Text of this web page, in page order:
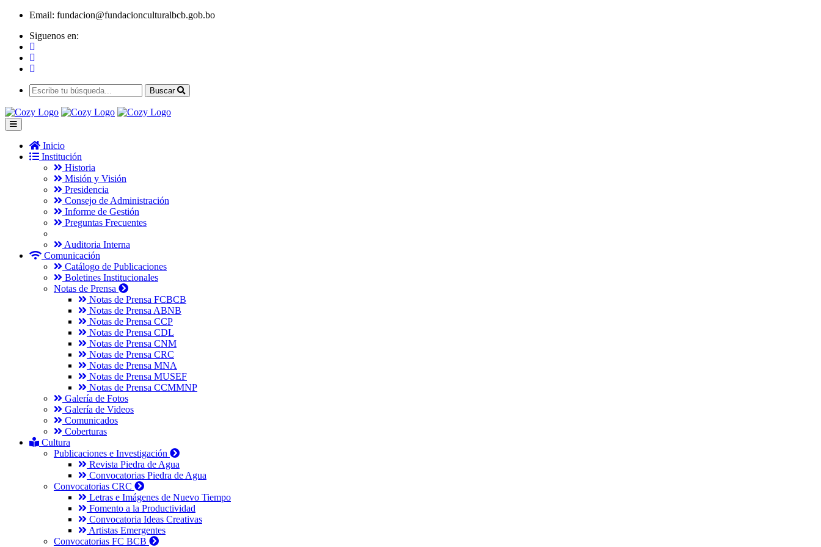
Email: fundacion@fundacionculturalbcb.gob.bo
Siguenos en:
Buscar
Inicio
Institución
Historia
Misión y Visión
Presidencia
Consejo de Administración
Informe de Gestión
Preguntas Frecuentes
Auditoria Interna
Comunicación
Catálogo de Publicaciones
Boletines Institucionales
Notas de Prensa
Notas de Prensa FCBCB
Notas de Prensa ABNB
Notas de Prensa CCP
Notas de Prensa CDL
Notas de Prensa CNM
Notas de Prensa CRC
Notas de Prensa MNA
Notas de Prensa MUSEF
Notas de Prensa CCMMNP
Galería de Fotos
Galería de Videos
Comunicados
Coberturas
Cultura
Publicaciones e Investigación
Revista Piedra de Agua
Convocatorias Piedra de Agua
Convocatorias CRC
Letras e Imágenes de Nuevo Tiempo
Fomento a la Productividad
Convocatoria Ideas Creativas
Artistas Emergentes
Convocatorias FC BCB